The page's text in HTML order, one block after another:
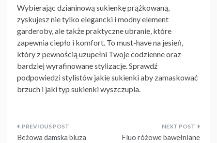
Wybierając dzianinową sukienkę prążkowaną,
zyskujesz nie tylko elegancki i modny element
garderoby, ale także praktyczne ubranie, które
zapewnia ciepło i komfort. To must-have na jesień,
który z pewnością uzupełni Twoje codzienne oraz
bardziej wyrafinowane stylizacje. Sprawdź
podpowiedzi stylistów jakie sukienki aby zamaskować
brzuch i jaki typ sukienki wyszczupla.
Nawigacja
Beżowa damska bluza
Fluo różowe bawełniane